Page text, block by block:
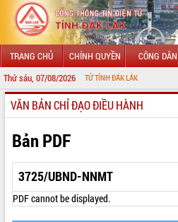
TRANG CHỦ CHÍNH QUYỀN CÔNG DÂN
Thứ sáu, 07/08/2026
TIN ĐIỆN TỬ TỈNH ĐẮK LẮK
GIỚI THIỆU
LÃNH ĐẠO UBND TỈNH
TIN TỨC SỰ KIỆN
SỞ, BAN, NGÀNH
UBND CÁC XÃ, PHƯỜNG
VĂN BẢN CHỈ ĐẠO ĐIỀU HÀNH
Bản PDF
3725/UBND-NNMT
PDF cannot be displayed.